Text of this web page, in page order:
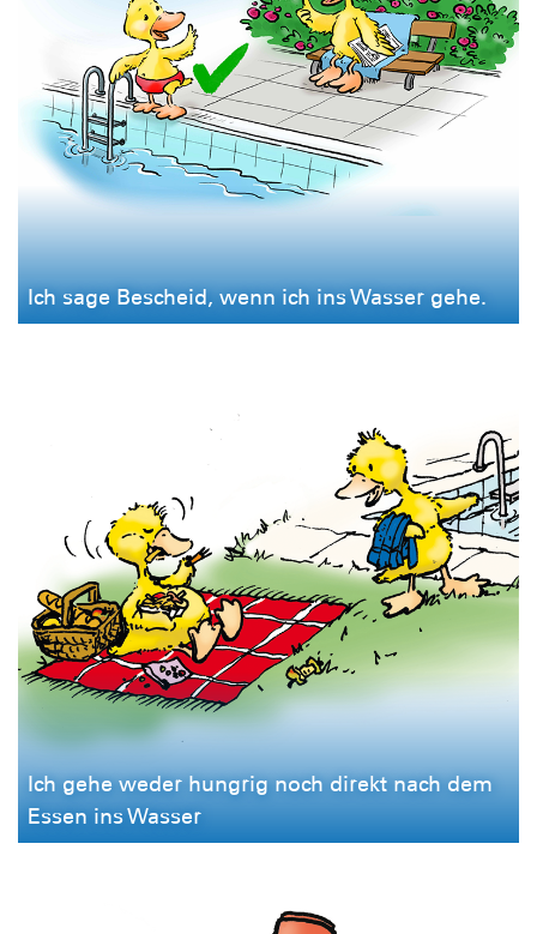
Ich sage Bescheid, wenn ich ins Wasser gehe.
Ich gehe weder hungrig noch direkt nach dem
Essen ins Wasser